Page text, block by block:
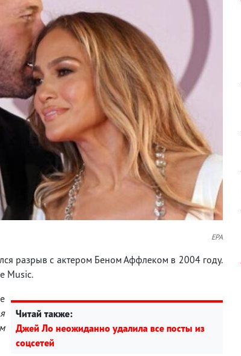
EPA
разрыв с актером Беном Аффлеком в 2004 году.
Music.
Читай также:
Джей Ло неожиданно удалила все посты из
соцсетей